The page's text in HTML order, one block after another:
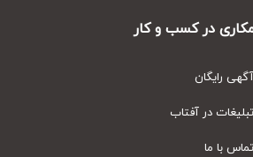
در کسب و کار
رایگان
در آفتاب
با ما